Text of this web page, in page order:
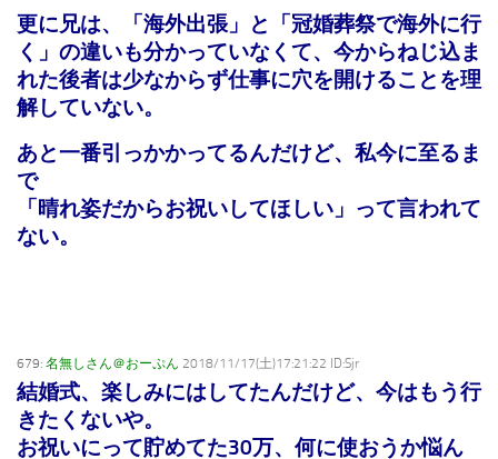
更に兄は、「海外出張」と「冠婚葬祭で海外に行
く」の違いも分かっていなくて、今からねじ込ま
れた後者は少なからず仕事に穴を開けることを理
解していない。
あと一番引っかかってるんだけど、私今に至るま
で
「晴れ姿だからお祝いしてほしい」って言われて
ない。
679: 名無しさん＠おーぷん 2018/11/17(土)17:21:22 ID:Sjr
結婚式、楽しみにはしてたんだけど、今はもう行
きたくないや。
お祝いにって貯めてた30万、何に使おうか悩ん